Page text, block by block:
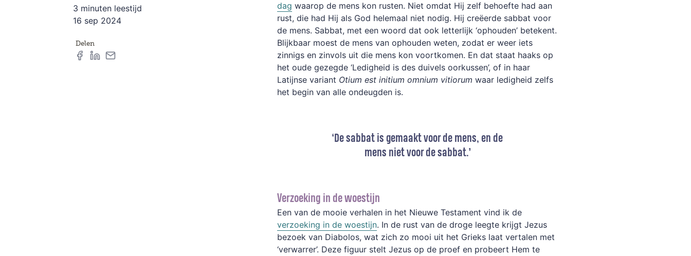
dag waarop de mens kon rusten. Niet omdat Hij zelf behoefte had aan
rust, die had Hij als God helemaal niet nodig. Hij creëerde sabbat voor
de mens. Sabbat, met een woord dat ook letterlijk ‘ophouden’ betekent.
Blijkbaar moest de mens van ophouden weten, zodat er weer iets
zinnigs en zinvols uit die mens kon voortkomen. En dat staat haaks op
het oude gezegde ‘Ledigheid is des duivels oorkussen’, of in haar
Latijnse variant Otium est initium omnium vitiorum waar ledigheid zelfs
het begin van alle ondeugden is.
‘De sabbat is gemaakt voor de mens, en de
mens niet voor de sabbat.’
Verzoeking in de woestijn
Een van de mooie verhalen in het Nieuwe Testament vind ik de
verzoeking in de woestijn. In de rust van de droge leegte krijgt Jezus
bezoek van Diabolos, wat zich zo mooi uit het Grieks laat vertalen met
‘verwarrer’. Deze figuur stelt Jezus op de proef en probeert Hem te
3 minuten leestijd
16 sep 2024
Delen